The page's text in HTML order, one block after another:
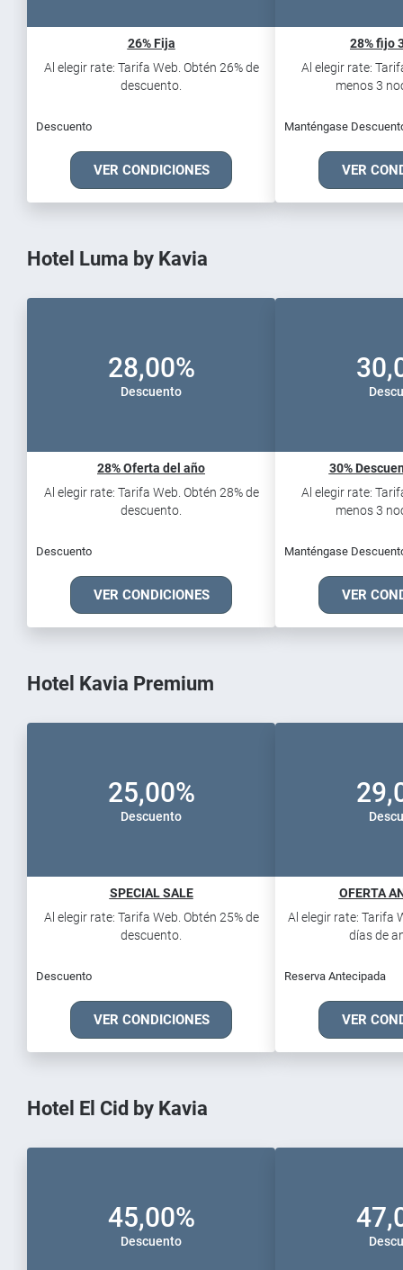
26% Fija
Al elegir rate: Tarifa Web. Obtén 26% de
descuento.
Descuento
VER CONDICIONES
28% fijo
Al elegir rate:
menos 3
Manténgase
VER
Hotel Luma by Kavia
28,00%
Descuento
28% Oferta del año
Al elegir rate: Tarifa Web. Obtén 28% de
descuento.
Descuento
VER CONDICIONES
30%
Al elegir rate:
menos 3
Manténgase
VER
Hotel Kavia Premium
25,00%
Descuento
SPECIAL SALE
Al elegir rate: Tarifa Web. Obtén 25% de
descuento.
Descuento
VER CONDICIONES
OFERTA
Al elegir rate: Tarifa
días de
Reserva Antecipada
VER
Hotel El Cid by Kavia
45,00%
Descuento